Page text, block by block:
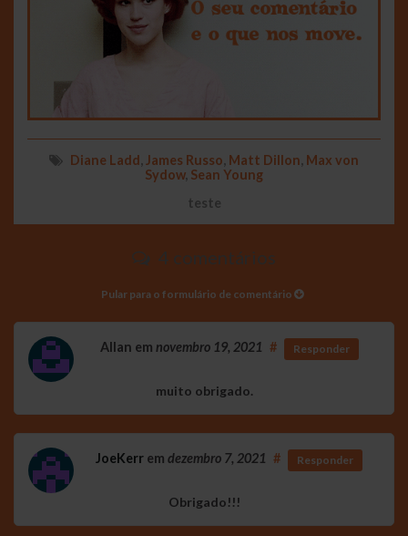
Diane Ladd, James Russo, Matt Dillon, Max von
Sydow, Sean Young
teste
4 comentários
Pular para o formulário de comentário
Allan em novembro 19, 2021 # Responder
muito obrigado.
JoeKerr em dezembro 7, 2021 # Responder
Obrigado!!!